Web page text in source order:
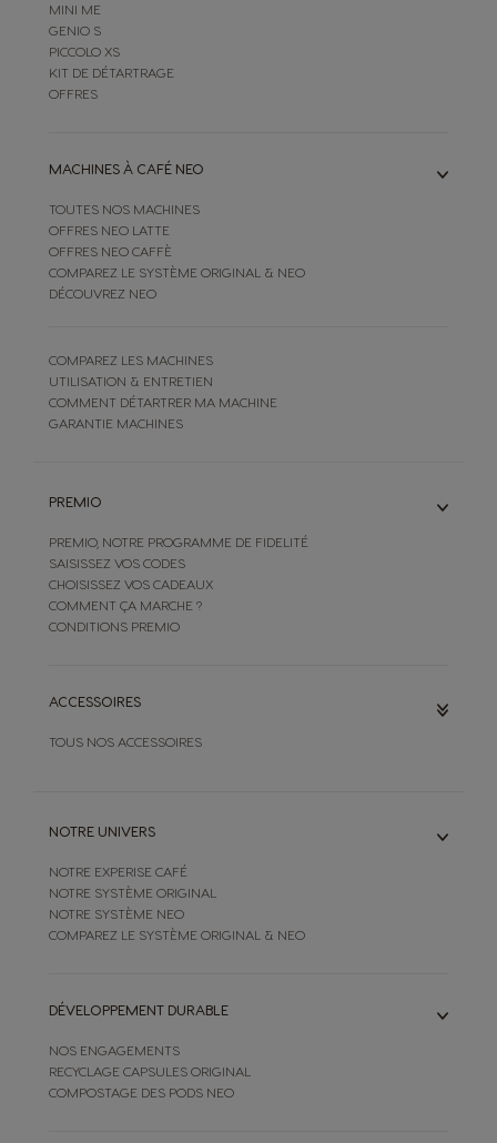
MINI ME
GENIO S
PICCOLO XS
KIT DE DÉTARTRAGE
OFFRES
MACHINES À CAFÉ NEO
TOUTES NOS MACHINES
OFFRES NEO LATTE
OFFRES NEO CAFFÈ
COMPAREZ LE SYSTÈME ORIGINAL & NEO
DÉCOUVREZ NEO
COMPAREZ LES MACHINES
UTILISATION & ENTRETIEN
COMMENT DÉTARTRER MA MACHINE
GARANTIE MACHINES
PREMIO
PREMIO, NOTRE PROGRAMME DE FIDELITÉ
SAISISSEZ VOS CODES
CHOISISSEZ VOS CADEAUX
COMMENT ÇA MARCHE ?
CONDITIONS PREMIO
ACCESSOIRES
TOUS NOS ACCESSOIRES
NOTRE UNIVERS
NOTRE EXPERISE CAFÉ
NOTRE SYSTÈME ORIGINAL
NOTRE SYSTÈME NEO
COMPAREZ LE SYSTÈME ORIGINAL & NEO
DÉVELOPPEMENT DURABLE
NOS ENGAGEMENTS
RECYCLAGE CAPSULES ORIGINAL
COMPOSTAGE DES PODS NEO